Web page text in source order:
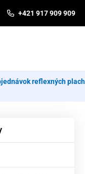
+421 917 909 909
reflexných